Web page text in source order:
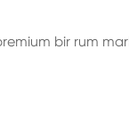
bir rum